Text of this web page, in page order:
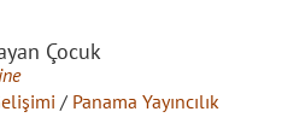
Çocuk
/ Panama Yayıncılık